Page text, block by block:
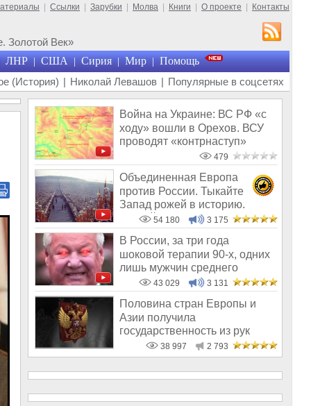
Ссылки Зарубки Молва Книги О проекте Контакты
Золотой Век»
ЛНР | США | Сирия | Мир | Помощь
(История) | Николай Левашов | Популярные в соцсетях
Война на Украине: ВС РФ «с
ходу» вошли в Орехов. ВСУ
проводят «контрнаступ»
479
Объединенная Европа
против России. Тыкайте
Запад рожей в историю.
Требуйте от них п
54 180 3 175
В России, за три года
шоковой терапии 90-х, одних
лишь мужчин среднего
возраста ско
43 029 3 131
Половина стран Европы и
Азии получила
государственность из рук
России! 38 997 2 793